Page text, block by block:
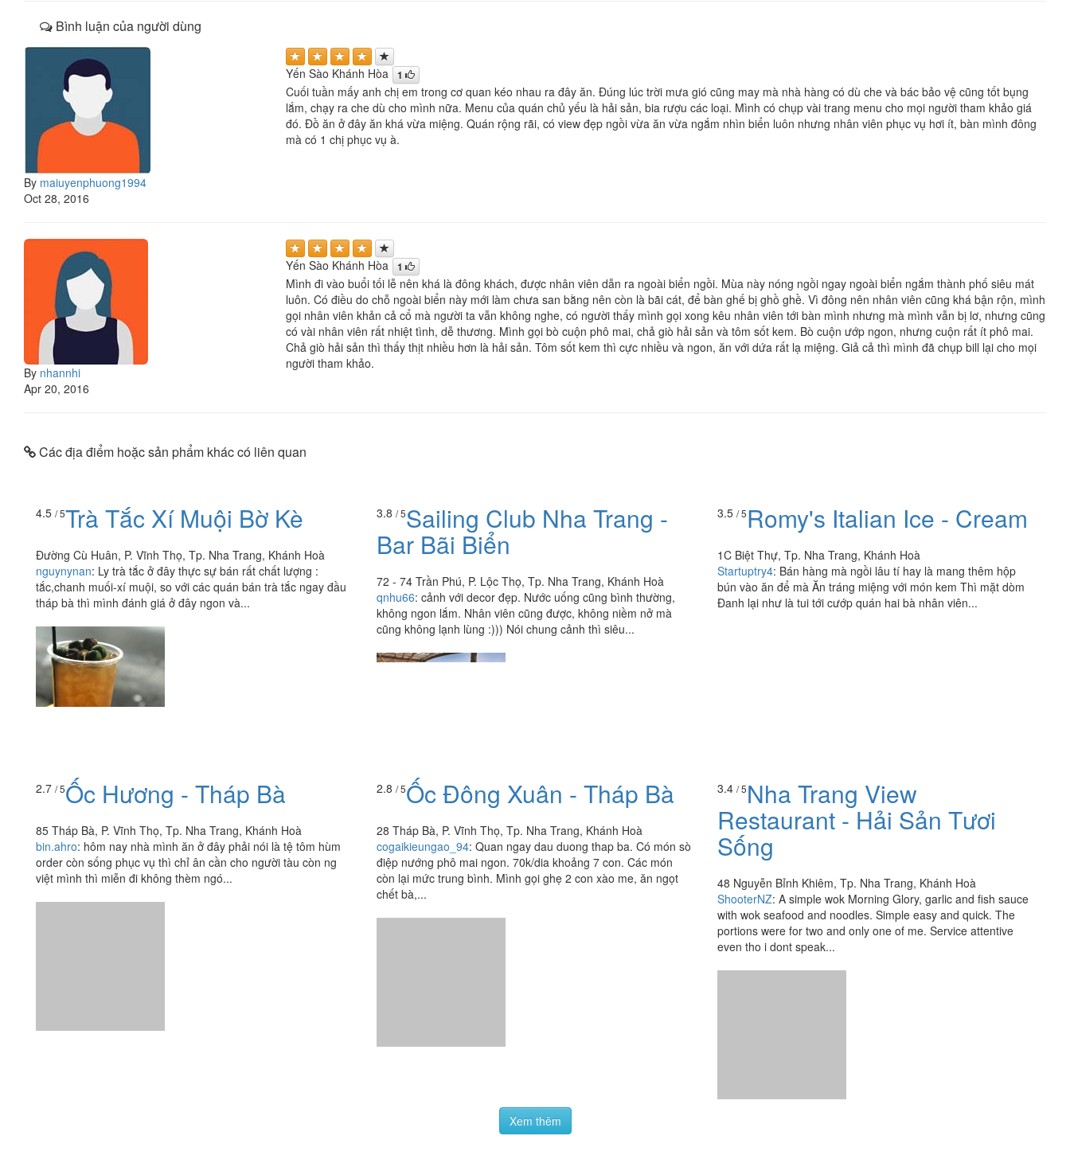
Bình luận của người dùng
By maiuyenphuong1994
Oct 28, 2016
Yến Sào Khánh Hòa 1
Cuối tuần mấy anh chị em trong cơ quan kéo nhau ra đây ăn. Đúng lúc trời mưa gió cũng may mà nhà hàng có dù che và bác bảo vệ cũng tốt bụng
lắm, chạy ra che dù cho mình nữa. Menu của quán chủ yếu là hải sản, bia rượu các loại. Mình có chụp vài trang menu cho mọi người tham khảo giá
đó. Đồ ăn ở đây ăn khá vừa miệng. Quán rộng rãi, có view đẹp ngồi vừa ăn vừa ngắm nhìn biển luôn nhưng nhân viên phục vụ hơi ít, bàn mình đông
mà có 1 chị phục vụ à.
By nhannhi
Apr 20, 2016
Yến Sào Khánh Hòa 1
Mình đi vào buổi tối lễ nên khá là đông khách, được nhân viên dẫn ra ngoài biển ngồi. Mùa này nóng ngồi ngay ngoài biển ngắm thành phố siêu mát
luôn. Có điều do chỗ ngoài biển này mới làm chưa san bằng nên còn là bãi cát, để bàn ghế bị ghồ ghề. Vì đông nên nhân viên cũng khá bận rộn, mình
gọi nhân viên khản cả cổ mà người ta vẫn không nghe, có người thấy mình gọi xong kêu nhân viên tới bàn mình nhưng mà mình vẫn bị lơ, nhưng cũng
có vài nhân viên rất nhiệt tình, dễ thương. Mình gọi bò cuộn phô mai, chả giò hải sản và tôm sốt kem. Bò cuộn ướp ngon, nhưng cuộn rất ít phô mai.
Chả giò hải sản thì thấy thịt nhiều hơn là hải sản. Tôm sốt kem thì cực nhiều và ngon, ăn với dứa rất lạ miệng. Giả cả thì mình đã chụp bill lại cho mọi
người tham khảo.
Các địa điểm hoặc sản phẩm khác có liên quan
4.5 / 5Trà Tắc Xí Muội Bờ Kè
Đường Cù Huân, P. Vĩnh Thọ, Tp. Nha Trang, Khánh Hoà
nguynynan: Ly trà tắc ở đây thực sự bán rất chất lượng :
tắc,chanh muối-xí muội, so với các quán bán trà tắc ngay đầu
tháp bà thì mình đánh giá ở đây ngon và...
3.8 / 5Sailing Club Nha Trang -
Bar Bãi Biển
72 - 74 Trần Phú, P. Lộc Thọ, Tp. Nha Trang, Khánh Hoà
qnhu66: cảnh với decor đẹp. Nước uống cũng bình thường,
không ngon lắm. Nhân viên cũng được, không niềm nở mà
cũng không lạnh lùng :))) Nói chung cảnh thì siêu...
3.5 / 5Romy's Italian Ice - Cream
1C Biệt Thự, Tp. Nha Trang, Khánh Hoà
Startuptry4: Bán hàng mà ngồi lâu tí hay là mang thêm hộp
bún vào ăn để mà Ăn tráng miệng với món kem Thì mặt dòm
Đanh lại như là tui tới cướp quán hai bà nhân viên...
2.7 / 5Ốc Hương - Tháp Bà
85 Tháp Bà, P. Vĩnh Thọ, Tp. Nha Trang, Khánh Hoà
bin.ahro: hôm nay nhà mình ăn ở đây phải nói là tệ tôm hùm
order còn sống phục vụ thì chỉ ân cần cho người tàu còn ng
việt mình thì miễn đi không thèm ngó...
2.8 / 5Ốc Đông Xuân - Tháp Bà
28 Tháp Bà, P. Vĩnh Thọ, Tp. Nha Trang, Khánh Hoà
cogaikieungao_94: Quan ngay dau duong thap ba. Có món sò
điệp nướng phô mai ngon. 70k/dia khoảng 7 con. Các món
còn lại mức trung bình. Mình gọi ghẹ 2 con xào me, ăn ngọt
chết bà,...
3.4 / 5Nha Trang View
Restaurant - Hải Sản Tươi
Sống
48 Nguyễn Bỉnh Khiêm, Tp. Nha Trang, Khánh Hoà
ShooterNZ: A simple wok Morning Glory, garlic and fish sauce
with wok seafood and noodles. Simple easy and quick. The
portions were for two and only one of me. Service attentive
even tho i dont speak...
Xem thêm